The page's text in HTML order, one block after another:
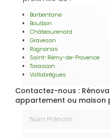
Barbentane
Boulbon
Châteaurenard
Graveson
Rognonas
Saint-Rémy-de-Provence
Tarascon
Vallabrègues
Contactez-nous :
appartement ou maison